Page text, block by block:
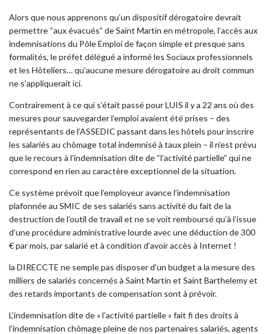
Alors que nous apprenons qu’un dispositif dérogatoire devrait
permettre “aux évacués” de Saint Martin en métropole, l’accès aux
indemnisations du Pôle Emploi de façon simple et presque sans
formalités, le préfet délégué a informé les Sociaux professionnels
et les Hôteliers… qu’aucune mesure dérogatoire au droit commun
ne s’appliquerait ici.
Contrairement à ce qui s’était passé pour LUIS il y a 22 ans où des
mesures pour sauvegarder l’emploi avaient été prises – des
représentants de l’ASSEDIC passant dans les hôtels pour inscrire
les salariés au chômage total indemnisé à taux plein – il n’est prévu
que le recours à l’indemnisation dite de “l’activité partielle” qui ne
correspond en rien au caractère exceptionnel de la situation.
Ce système prévoit que l’employeur avance l’indemnisation
plafonnée au SMIC de ses salariés sans activité du fait de la
destruction de l’outil de travail et ne se voit remboursé qu’à l’issue
d’une procédure administrative lourde avec une déduction de 300
€ par mois, par salarié et à condition d’avoir accès à Internet !
la DIRECCTE ne semple pas disposer d’un budget a la mesure des
milliers de salariés concernés à Saint Martin et Saint Barthelemy et
des retards importants de compensation sont à prévoir.
L’indemnisation dite de « l’activité partielle » fait fi des droits à
l’indemnisation chômage pleine de nos partenaires salariés, agents